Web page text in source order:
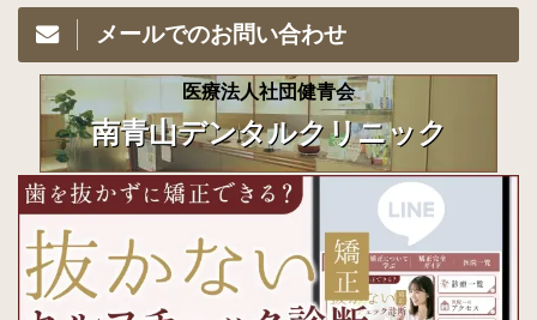
メールでのお問い合わせ
医療法人社団健青会
南青山デンタルクリニック